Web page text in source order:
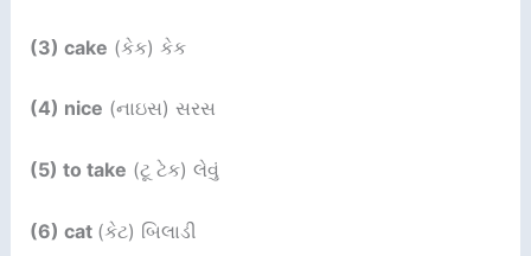
(3) cake (કેક) કેક
(4) nice (નાઇસ) સરસ
(5) to take (ટૂ ટેક) લેવું
(6) cat (કેટ) બિલાડી